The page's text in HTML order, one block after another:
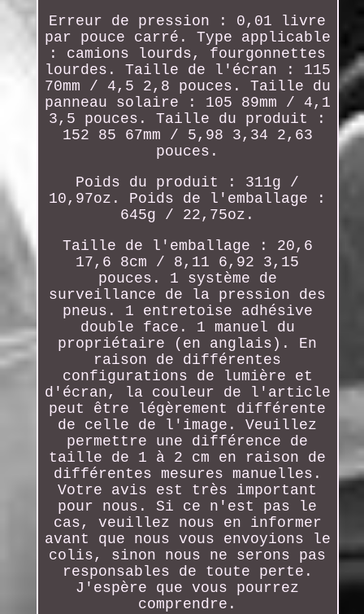
Erreur de pression : 0,01 livre
par pouce carré. Type applicable
: camions lourds, fourgonnettes
lourdes. Taille de l'écran : 115
70mm / 4,5 2,8 pouces. Taille du
panneau solaire : 105 89mm / 4,1
3,5 pouces. Taille du produit :
152 85 67mm / 5,98 3,34 2,63
pouces.
Poids du produit : 311g /
10,97oz. Poids de l'emballage :
645g / 22,75oz.
Taille de l'emballage : 20,6
17,6 8cm / 8,11 6,92 3,15
pouces. 1 système de
surveillance de la pression des
pneus. 1 entretoise adhésive
double face. 1 manuel du
propriétaire (en anglais). En
raison de différentes
configurations de lumière et
d'écran, la couleur de l'article
peut être légèrement différente
de celle de l'image. Veuillez
permettre une différence de
taille de 1 à 2 cm en raison de
différentes mesures manuelles.
Votre avis est très important
pour nous. Si ce n'est pas le
cas, veuillez nous en informer
avant que nous vous envoyions le
colis, sinon nous ne serons pas
responsables de toute perte.
J'espère que vous pourrez
comprendre.